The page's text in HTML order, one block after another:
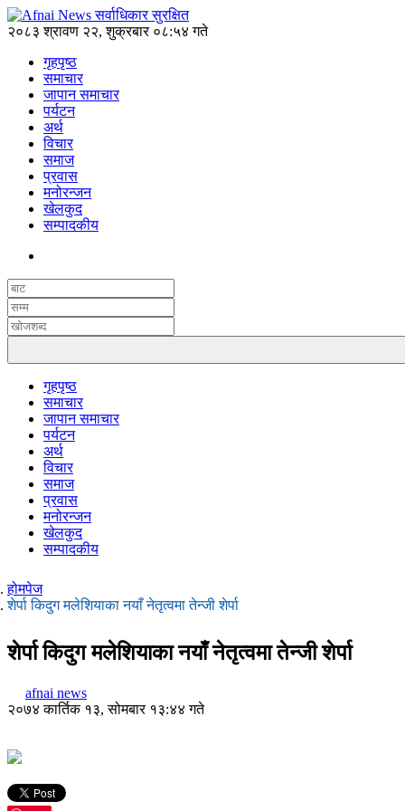
२०८३ श्रावण २२, शुक्रबार ०८:५४ गते
गृहपृष्ठ
समाचार
जापान समाचार
पर्यटन
अर्थ
विचार
समाज
प्रवास
मनोरन्जन
खेलकुद
सम्पादकीय
गृहपृष्ठ
समाचार
जापान समाचार
पर्यटन
अर्थ
विचार
समाज
प्रवास
मनोरन्जन
खेलकुद
सम्पादकीय
होमपेज
शेर्पा किदुग मलेशियाका नयाँ नेतृत्वमा तेन्जी शेर्पा
शेर्पा किदुग मलेशियाका नयाँ नेतृत्वमा तेन्जी शेर्पा
afnai news
२०७४ कार्तिक १३, सोमबार १३:४४ गते